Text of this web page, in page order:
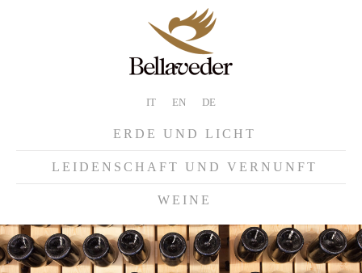
IT EN DE
ERDE UND LICHT
LEIDENSCHAFT UND VERNUNFT
WEINE